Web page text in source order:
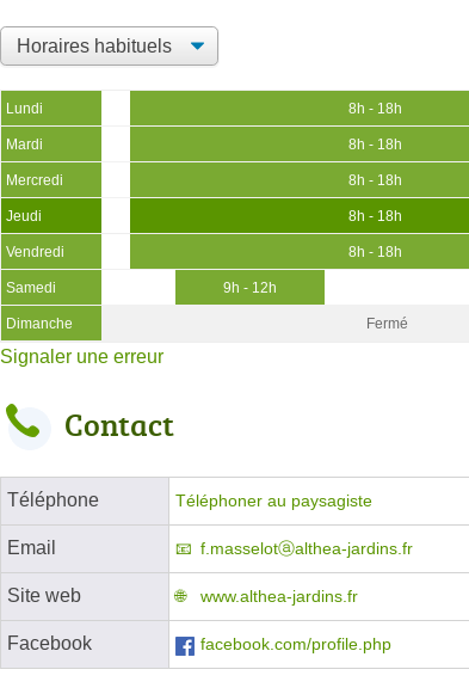
Lundi 8h - 18h
Mardi 8h - 18h
Mercredi 8h - 18h
Jeudi 8h - 18h
Vendredi 8h - 18h
Samedi 9h - 12h
Dimanche Fermé
Signaler une erreur
Contact
Téléphone Téléphoner au paysagiste
Email f.masselotⓐalthea-jardins.fr
Site web www.althea-jardins.fr
Facebook facebook.com/profile.php